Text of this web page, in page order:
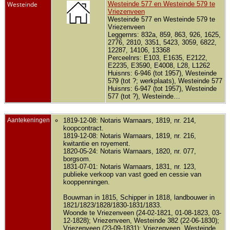
Westeinde
Westeinde 577 en Westeinde 579 te
Vriezenveen
Westeinde 577 en Westeinde 579 te
Vriezenveen
Leggernrs: 832a, 859, 863, 926, 1625,
2776, 2810, 3351, 5423, 3059, 6822,
12287, 14106, 13368
Perceelnrs: E103, E1635, E2122,
E2235, E3590, E4008, L28, L1262
Huisnrs: 6-946 (tot 1957), Westeinde
579 (tot ?; werkplaats), Westeinde 577
Huisnrs: 6-947 (tot 1957), Westeinde
577 (tot ?), Westeinde…
Aantekeningen
1819-12-08: Notaris Warnaars, 1819, nr. 214,
koopcontract.
1819-12-08: Notaris Warnaars, 1819, nr. 216,
kwitantie en royement.
1820-05-24: Notaris Warnaars, 1820, nr. 077,
borgsom.
1831-07-01: Notaris Warnaars, 1831, nr. 123,
publieke verkoop van vast goed en cessie van
kooppenningen.
Bouwman in 1815, Schipper in 1818, landbouwer in
1821/1823/1828/1830-1831/1833.
Woonde te Vriezenveen (24-02-1821, 01-08-1823, 03-
12-1828); Vriezenveen, Westeinde 382 (22-06-1830);
Vriezenveen (23-09-1831); Vriezenveen, Westeinde